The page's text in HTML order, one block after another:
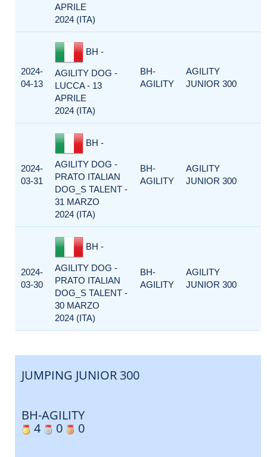
APRILE
2024 (ITA)
2024-
04-13
BH -
AGILITY DOG -
LUCCA - 13
APRILE
2024 (ITA)
BH-
AGILITY
AGILITY
JUNIOR 300
2024-
03-31
BH -
AGILITY DOG -
PRATO ITALIAN
DOG_S TALENT -
31 MARZO
2024 (ITA)
BH-
AGILITY
AGILITY
JUNIOR 300
2024-
03-30
BH -
AGILITY DOG -
PRATO ITALIAN
DOG_S TALENT -
30 MARZO
2024 (ITA)
BH-
AGILITY
AGILITY
JUNIOR 300
JUMPING JUNIOR 300
BH-AGILITY
4
0 0